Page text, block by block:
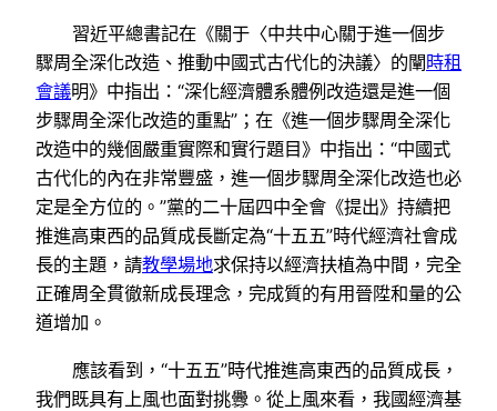
習近平總書記在《關于〈中共中心關于進一個步
驟周全深化改造、推動中國式古代化的決議〉的闡 時租
會議明》中指出：“深化經濟體系體例改造還是進一個
步驟周全深化改造的重點”；在《進一個步驟周全深化
改造中的幾個嚴重實際和實行題目》中指出：“中國式
古代化的內在非常豐盛，進一個步驟周全深化改造也必
定是全方位的。”黨的二十屆四中全會《提出》持續把
推進高東西的品質成長斷定為“十五五”時代經濟社會成
長的主題，請教學場地求保持以經濟扶植為中間，完全
正確周全貫徹新成長理念，完成質的有用晉陞和量的公
道增加。
應該看到，“十五五”時代推進高東西的品質成長，
我們既具有上風也面對挑釁。從上風來看，我國經濟基